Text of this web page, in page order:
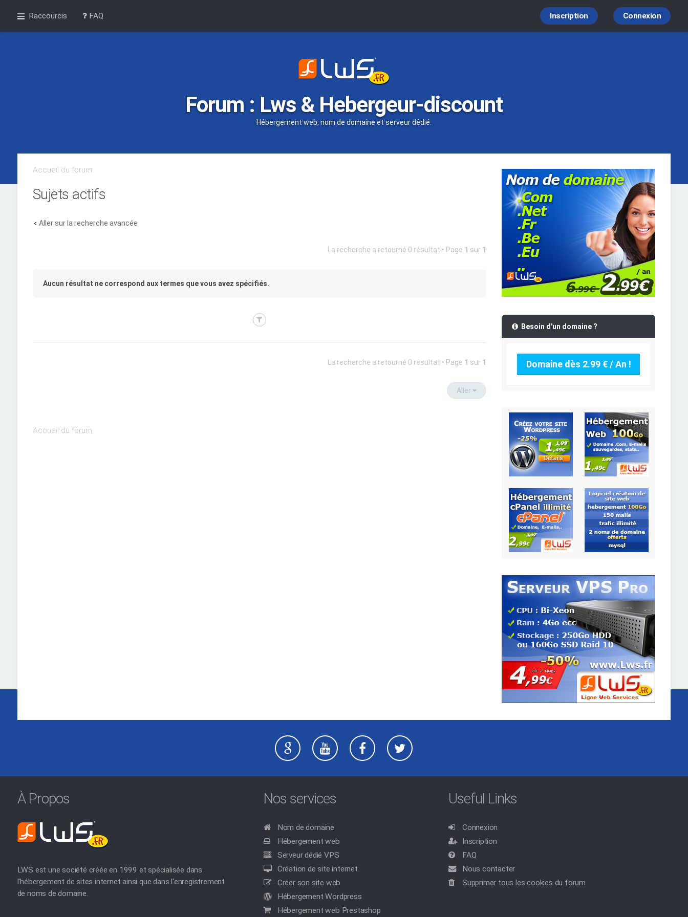
Raccourcis FAQ Connexion
Inscription
Forum : Lws & Hebergeur-discount
Hébergement web, nom de domaine et serveur dédié.
Accueil du forum
Sujets actifs
Aller sur la recherche avancée
La recherche a retourné 0 résultat • Page 1 sur 1
Aucun résultat ne correspond aux termes que vous avez spécifiés.
La recherche a retourné 0 résultat • Page 1 sur 1
Aller
Accueil du forum
Besoin d'un domaine ?
Domaine dès 2.99 € / An !
À Propos
LWS est une société créée en 1999 et spécialisée dans
l'hébergement de sites internet ainsi que dans l'enregistrement
de noms de domaine.
Nos services
Nom de domaine
Hébergement web
Serveur dédié VPS
Création de site internet
Créer son site web
Hébergement Wordpress
Hébergement web Prestashop
Useful Links
Connexion
Inscription
FAQ
Nous contacter
Supprimer tous les cookies du forum